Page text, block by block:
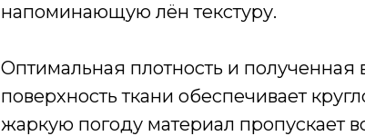
напоминающую лён текстуру.
Оптимальная плотность и полученная
поверхность ткани обеспечивает
жаркую погоду материал пропускает